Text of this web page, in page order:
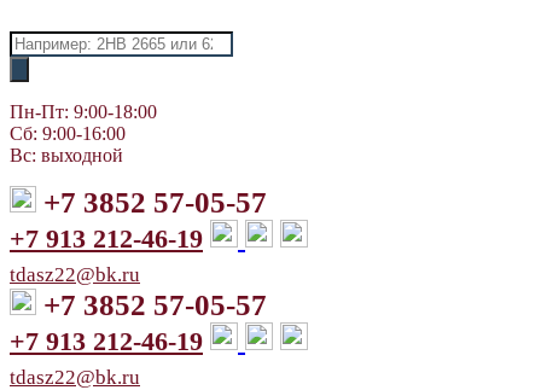
Поиск
товаров
Пн-Пт: 9:00-18:00
Сб: 9:00-16:00
Вс: выходной
+7 3852 57-05-57
+7 913 212-46-19
tdasz22@bk.ru
+7 3852 57-05-57
+7 913 212-46-19
tdasz22@bk.ru